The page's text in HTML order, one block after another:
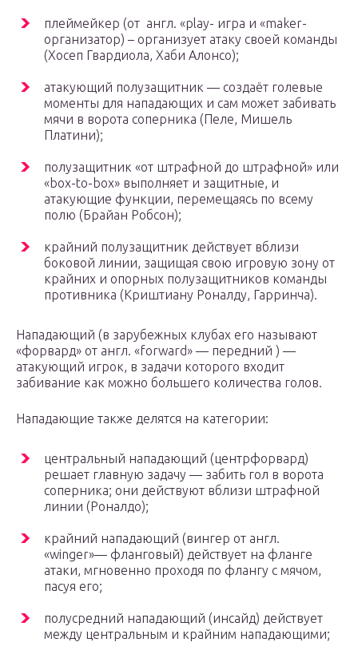
плеймейкер (от англ. «play- игра и «maker-
организатор) – организует атаку своей команды
(Хосеп Гвардиола, Хаби Алонсо);
атакующий полузащитник — создаёт голевые
моменты для нападающих и сам может забивать
мячи в ворота соперника (Пеле, Мишель
Платини);
полузащитник «от штрафной до штрафной» или
«box-to-box» выполняет и защитные, и
атакующие функции, перемещаясь по всему
полю (Брайан Робсон);
крайний полузащитник действует вблизи
боковой линии, защищая свою игровую зону от
крайних и опорных полузащитников команды
противника (Криштиану Роналду, Гарринча).
Нападающий (в зарубежных клубах его называют
«форвард» от англ. «forward» — передний ) —
атакующий игрок, в задачи которого входит
забивание как можно большего количества голов.
Нападающие также делятся на категории:
центральный нападающий (центрфорвард)
решает главную задачу — забить гол в ворота
соперника; они действуют вблизи штрафной
линии (Роналдо);
крайний нападающий (вингер от англ.
«winger»— фланговый) действует на фланге
атаки, мгновенно проходя по флангу с мячом,
пасуя его;
полусредний нападающий (инсайд) действует
между центральным и крайним нападающими;